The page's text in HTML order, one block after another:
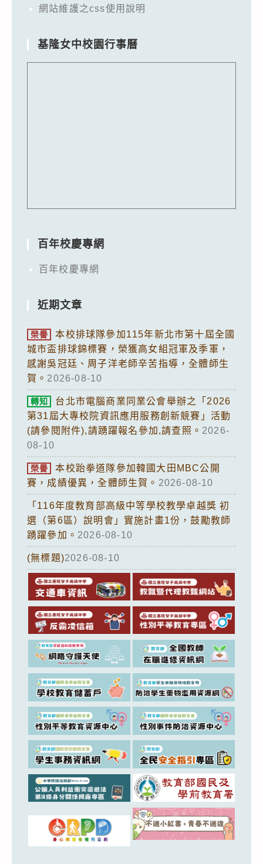
網站維護之css使用說明
基隆女中校園行事曆
百年校慶專網
百年校慶專網
近期文章
榮譽
本校排球隊參加115年新北市第十屆全國
城市盃排球錦標賽，榮獲高女組冠軍及季軍，
感謝吳冠廷、周子洋老師辛苦指導，全體師生
賀。 2026-08-10
轉知
台北市電腦商業同業公會舉辦之「2026
第31屆大專校院資訊應用服務創新競賽」活動
(請參閱附件),請踴躍報名參加,請查照。 2026-
08-10
榮譽
本校跆拳道隊參加韓國大田MBC公開
賽，成績優異，全體師生賀。 2026-08-10
「116年度教育部高級中等學校教學卓越獎 初
選（第6區）說明會」實施計畫1份，鼓勵教師
踴躍參加。 2026-08-10
(無標題)2026-08-10